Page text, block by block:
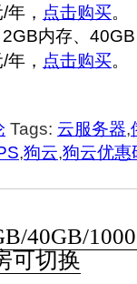
， 点击购买。
内存、
， 点击购买。
Tags: 云服务器,
,狗云,狗云优惠
40GB/
可切换